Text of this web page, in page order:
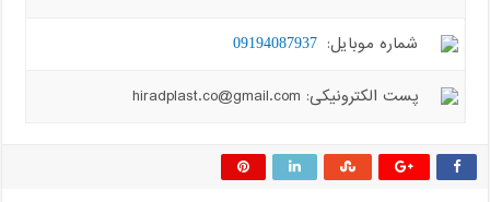
شماره موبایل: 09194087937
پست الکترونیکی: hiradplast.co@gmail.com